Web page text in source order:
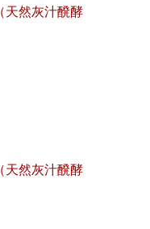
天然灰汁醗酵
天然灰汁醗酵